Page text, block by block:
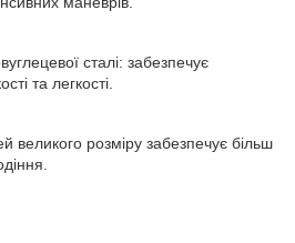
сталі: забезпечує
та легкості.
великого розміру забезпечує більш